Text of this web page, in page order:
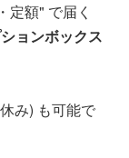
定額" で届く
ョンボックス
み) も可能で